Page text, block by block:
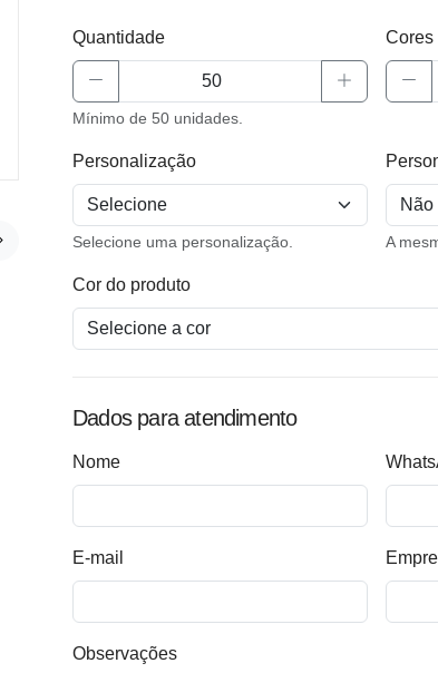
Quantidade
Mínimo de 50 unidades.
Cores
Personalização
Selecione uma personalização. A
Cor do produto
Dados para atendimento
Nome
E-mail
Observações